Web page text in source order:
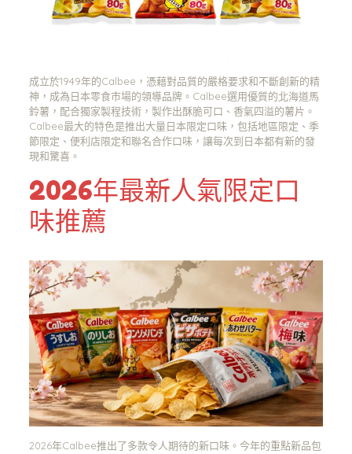
成立於1949年的Calbee，憑藉對品質的嚴格要求和不斷創新的精
神，成為日本零食市場的領導品牌。Calbee選用優質的北海道馬
鈴薯，配合獨家製程技術，製作出酥脆可口、香氣四溢的薯片。
Calbee最大的特色是推出大量日本限定口味，包括地區限定、季
節限定、便利店限定和聯名合作口味，讓每次到日本都有新的發
現和驚喜。
2026年最新人氣限定口
味推薦
2026年Calbee推出了多款令人期待的新口味。今年的重點新品包